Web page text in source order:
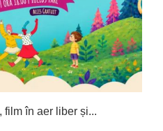
film în aer liber și...